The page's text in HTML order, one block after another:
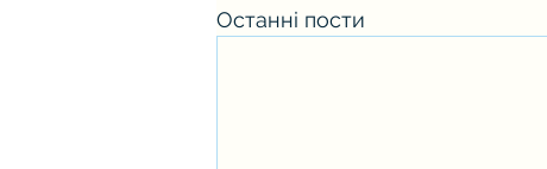
Останні пости